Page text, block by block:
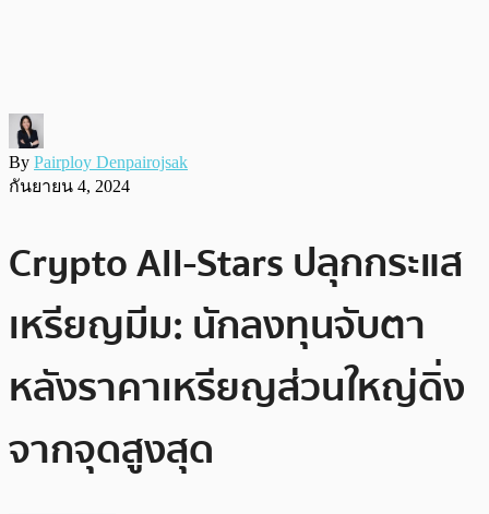
By Pairploy Denpairojsak
กันยายน 4, 2024
Crypto All-Stars ปลุกกระแส
เหรียญมีม: นักลงทุนจับตา
หลังราคาเหรียญส่วนใหญ่ดิ่ง
จากจุดสูงสุด